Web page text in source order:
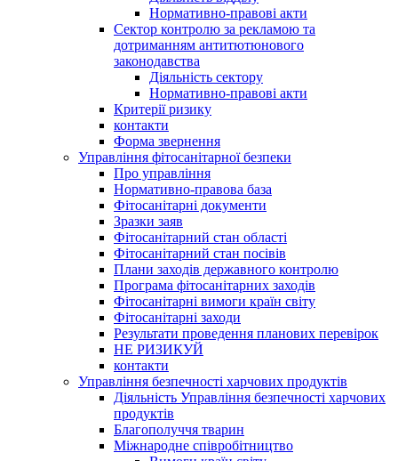
Нормативно-правові акти
Сектор контролю за рекламою та
дотриманням антитютюнового
законодавства
Діяльність сектору
Нормативно-правові акти
Критерії ризику
контакти
Форма звернення
Управління фітосанітарної безпеки
Про управління
Нормативно-правова база
Фітосанітарні документи
Зразки заяв
Фітосанітарний стан області
Фітосанітарний стан посівів
Плани заходів державного контролю
Програма фітосанітарних заходів
Фітосанітарні вимоги країн світу
Фітосанітарні заходи
Результати проведення планових перевірок
НЕ РИЗИКУЙ
контакти
Управління безпечності харчових продуктів
Діяльність Управління безпечності харчових
продуктів
Благополуччя тварин
Міжнародне співробітництво